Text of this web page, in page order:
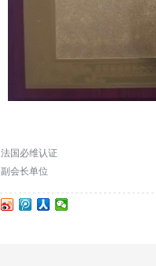
法国必维认证
副会长单位